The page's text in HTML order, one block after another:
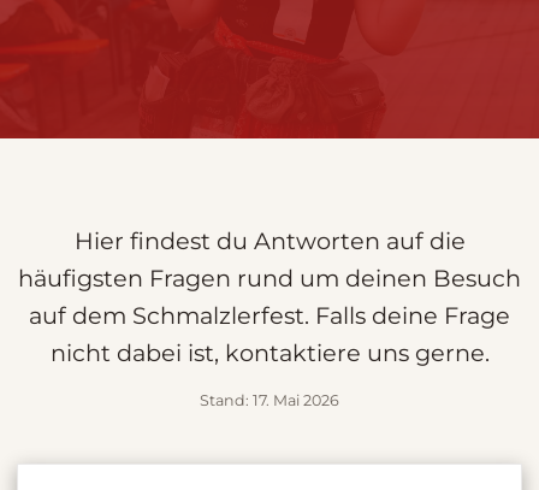
Hier findest du Antworten auf die
häufigsten Fragen rund um deinen Besuch
auf dem Schmalzlerfest. Falls deine Frage
nicht dabei ist, kontaktiere uns gerne.
Stand: 17. Mai 2026